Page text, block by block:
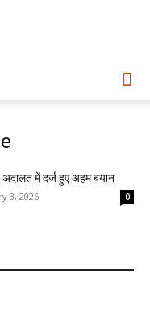
अदालत में दर्ज हुए अहम बयान
3, 2026 0